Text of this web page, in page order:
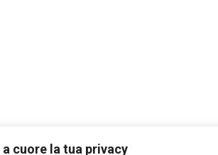
cuore la tua privacy